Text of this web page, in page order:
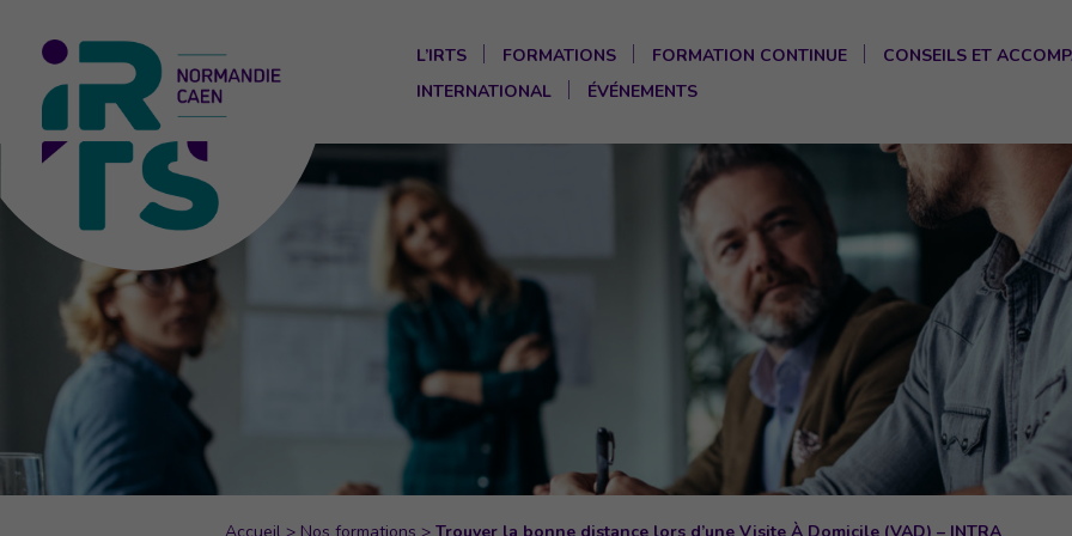
L’IRTS FORMATIONS FORMATION CONTINUE CONSEILS ET
INTERNATIONAL
ÉVÉNEMENTS